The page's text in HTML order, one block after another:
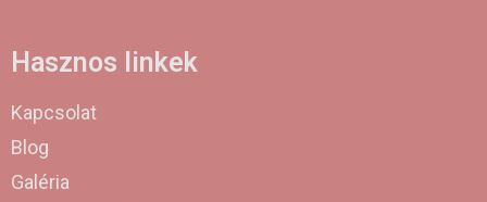
Hasznos linkek
Kapcsolat
Blog
Galéria